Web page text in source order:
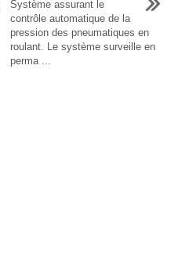
Système assurant le
contrôle automatique de la
pression des pneumatiques en
roulant. Le système surveille en
perma ...